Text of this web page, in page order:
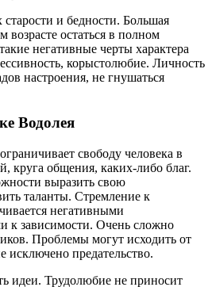
старости и бедности. Большая
возрасте остаться в полном
негативные черты характера
корыстолюбие. Личность
настроения, не гнушаться
Водолея
свободу человека в
круга общения, каких-либо благ.
выразить свою
таланты. Стремление к
негативными
к зависимости. Очень сложно
Проблемы могут исходить от
исключено предательство.
идеи. Трудолюбие не приносит